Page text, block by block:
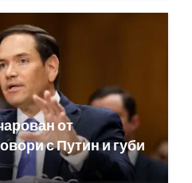
от
с Путин и губи